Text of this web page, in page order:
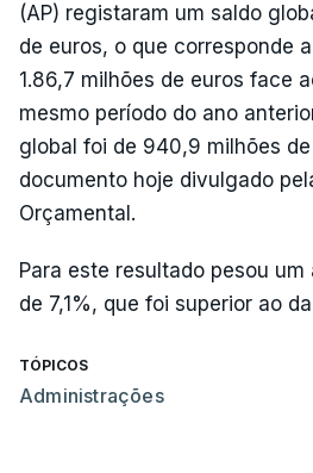
(AP) registaram um saldo
de euros, o que corresponde
1.86,7 milhões de euros face
mesmo período do ano
global foi de 940,9 milhões
documento hoje divulgado
Orçamental.
Para este resultado pesou
de 7,1%, que foi superior ao
TÓPICOS
Administrações